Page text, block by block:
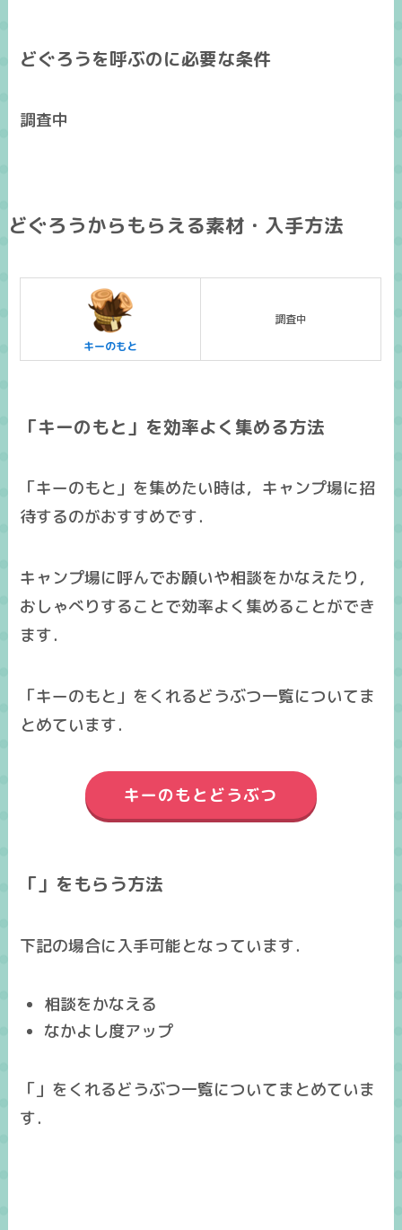
どぐろうを呼ぶのに必要な条件
調査中
どぐろうからもらえる素材・入手方法
キーのもと
調査中
「キーのもと」を効率よく集める方法
「キーのもと」を集めたい時は，キャンプ場に招
待するのがおすすめです．
キャンプ場に呼んでお願いや相談をかなえたり，
おしゃべりすることで効率よく集めることができ
ます．
「キーのもと」をくれるどうぶつ一覧についてま
とめています．
キーのもとどうぶつ
「」をもらう方法
下記の場合に入手可能となっています．
相談をかなえる
なかよし度アップ
「」をくれるどうぶつ一覧についてまとめていま
す．